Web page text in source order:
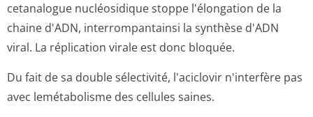
cetanalogue nucléosidique stoppe l'élongation de la
chaine d'ADN, interrompantainsi la synthèse d'ADN
viral. La réplication virale est donc bloquée.
Du fait de sa double sélectivité, l'aciclovir n'interfère pas
avec lemétabolisme des cellules saines.